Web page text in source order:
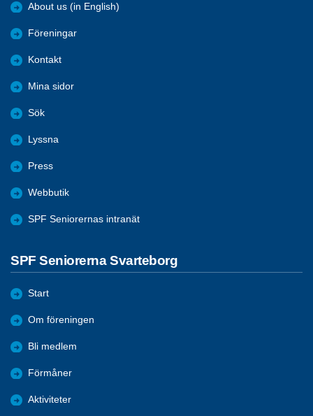
About us (in English)
Föreningar
Kontakt
Mina sidor
Sök
Lyssna
Press
Webbutik
SPF Seniorernas intranät
SPF Seniorerna Svarteborg
Start
Om föreningen
Bli medlem
Förmåner
Aktiviteter